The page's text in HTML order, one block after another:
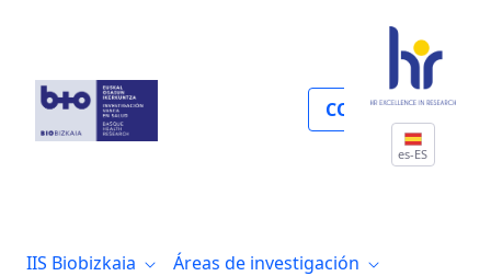
COLABORA
es-ES
IIS Biobizkaia
Áreas de investigación